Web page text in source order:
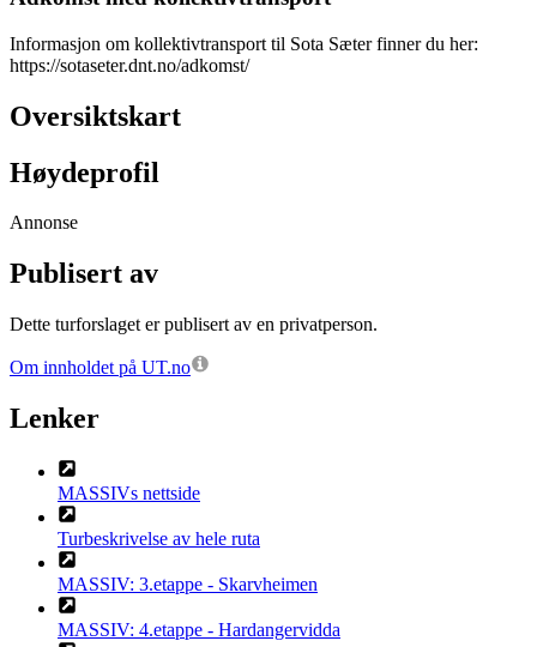
Informasjon om kollektivtransport til Sota Sæter finner du her:
https://sotaseter.dnt.no/adkomst/
Oversiktskart
Høydeprofil
Annonse
Publisert av
Dette turforslaget er publisert av en privatperson.
Om innholdet på UT.no
Lenker
MASSIVs nettside
Turbeskrivelse av hele ruta
MASSIV: 3.etappe - Skarvheimen
MASSIV: 4.etappe - Hardangervidda